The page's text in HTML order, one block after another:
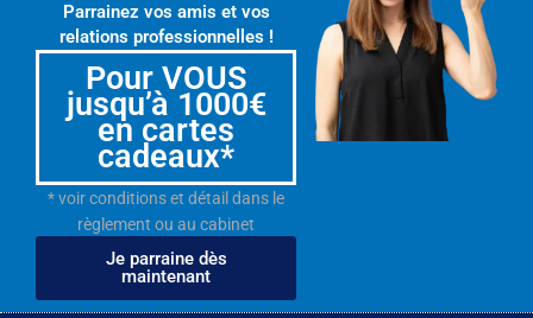
Parrainez vos amis et vos
relations professionnelles !
Pour VOUS
jusqu’à 1000€
en cartes
cadeaux*
* voir conditions et détail dans le
règlement ou au cabinet
Je parraine dès
maintenant